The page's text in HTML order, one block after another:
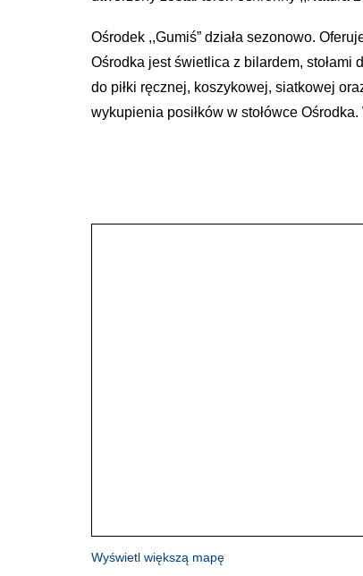
Ośrodek ,,Gumiś” działa sezonowo.
Ośrodka jest świetlica z bilardem,
do piłki ręcznej, koszykowej, siatkowej
wykupienia posiłków w stołówce
Wyświetl większą mapę